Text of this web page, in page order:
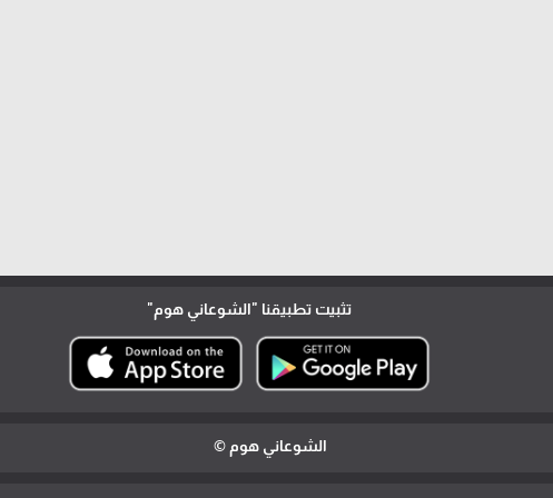
تثبيت تطبيقنا "الشوعاني هوم"
الشوعاني هوم ©